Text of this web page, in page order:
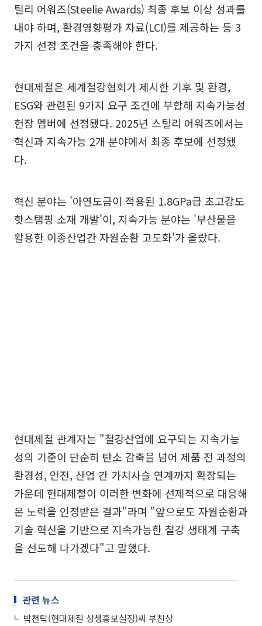
틸리 어워즈(Steelie Awards) 최종 후보 이상 성과를
내야 하며, 환경영향평가 자료(LCI)를 제공하는 등 3
가지 선정 조건을 충족해야 한다.
현대제철은 세계철강협회가 제시한 기후 및 환경,
ESG와 관련된 9가지 요구 조건에 부합해 지속가능성
헌장 멤버에 선정됐다. 2025년 스틸리 어워즈에서는
혁신과 지속가능 2개 분야에서 최종 후보에 선정됐
다.
혁신 분야는 '아연도금이 적용된 1.8GPa급 초고강도
핫스탬핑 소재 개발'이, 지속가능 분야는 '부산물을
활용한 이종산업간 자원순환 고도화'가 올랐다.
현대제철 관계자는 "철강산업에 요구되는 지속가능
성의 기준이 단순히 탄소 감축을 넘어 제품 전 과정의
환경성, 안전, 산업 간 가치사슬 연계까지 확장되는
가운데 현대제철이 이러한 변화에 선제적으로 대응해
온 노력을 인정받은 결과"라며 "앞으로도 자원순환과
기술 혁신을 기반으로 지속가능한 철강 생태계 구축
을 선도해 나가겠다"고 말했다.
관련 뉴스
박천탁(현대제철 상생홍보실장)씨 부친상